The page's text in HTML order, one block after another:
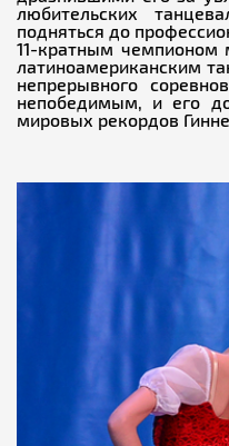
любительских
подняться до
11-кратным чемпионом
латиноамериканским
непрерывного
непобедимым, и его
мировых рекордов